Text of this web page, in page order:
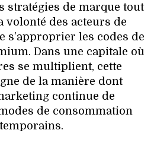
stratégies de marque tout
volonté des acteurs de
s’approprier les codes de
Dans une capitale où
se multiplient, cette
de la manière dont
continue de
de consommation